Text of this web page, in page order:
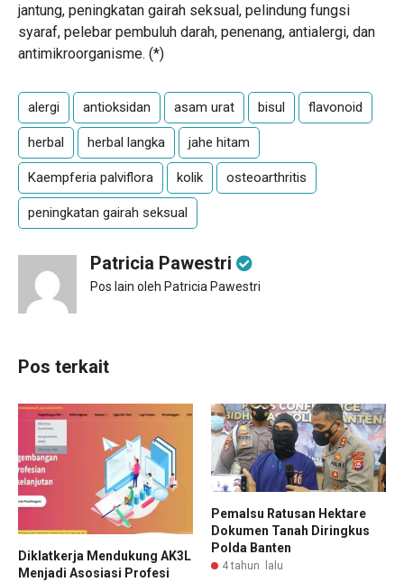
jantung, peningkatan gairah seksual, pelindung fungsi
syaraf, pelebar pembuluh darah, penenang, antialergi, dan
antimikroorganisme. (*)
alergi antioksidan asam urat bisul flavonoid
herbal herbal langka jahe hitam
Kaempferia palviflora kolik osteoarthritis
peningkatan gairah seksual
Patricia Pawestri
Pos lain oleh Patricia Pawestri
Pos terkait
Diklatkerja Mendukung AK3L
Menjadi Asosiasi Profesi
Pemalsu Ratusan Hektare
Dokumen Tanah Diringkus
Polda Banten
4 tahun lalu